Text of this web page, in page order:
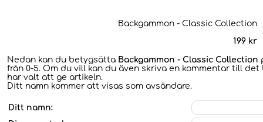
Backgammon - Classic Collection
199 kr
Nedan kan du betygsätta Backgammon - Classic Collection
från 0-5. Om du vill kan du även skriva en kommentar till det
har valt att ge artikeln.
Ditt namn kommer att visas som avsändare.
Ditt namn: